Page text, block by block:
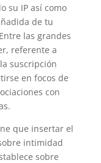
su IP así­ como
de tu
las grandes
referente a
suscripción
en focos de
con
que insertar el
intimidad
sobre